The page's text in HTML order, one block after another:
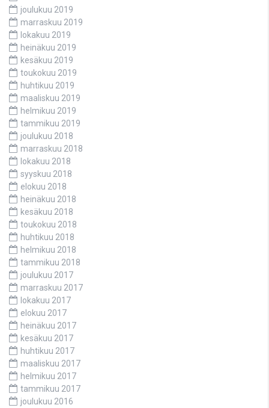
joulukuu 2019
marraskuu 2019
lokakuu 2019
heinäkuu 2019
kesäkuu 2019
toukokuu 2019
huhtikuu 2019
maaliskuu 2019
helmikuu 2019
tammikuu 2019
joulukuu 2018
marraskuu 2018
lokakuu 2018
syyskuu 2018
elokuu 2018
heinäkuu 2018
kesäkuu 2018
toukokuu 2018
huhtikuu 2018
helmikuu 2018
tammikuu 2018
joulukuu 2017
marraskuu 2017
lokakuu 2017
elokuu 2017
heinäkuu 2017
kesäkuu 2017
huhtikuu 2017
maaliskuu 2017
helmikuu 2017
tammikuu 2017
joulukuu 2016